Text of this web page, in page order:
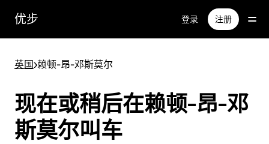
优步 登录 注册
英国>赖顿-昂-邓斯莫尔
现在或稍后在赖顿-昂-邓
斯莫尔叫车